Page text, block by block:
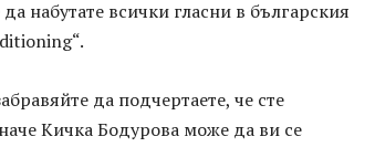
набутате всички гласни в българския
да подчертаете, че сте
Кичка Бодурова може да ви се